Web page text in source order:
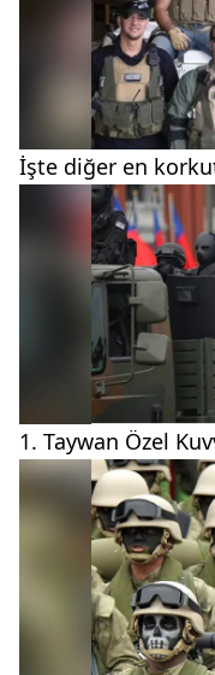
İşte diğer en
1. Taywan Özel